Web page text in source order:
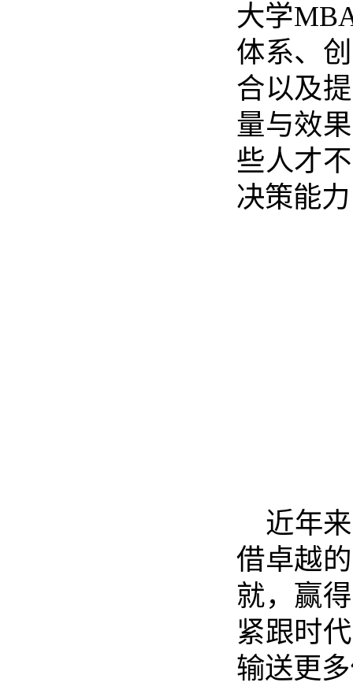
大学
体系、
合以及
量与效
些人才
决策能
近年
借卓越
就，赢
紧跟时
输送更